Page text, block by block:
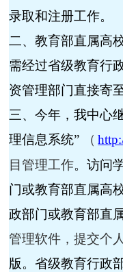
录取和注册工作。
二、教育部直属高
需经过省级教育行
资管理部门直接寄
三、今年，我中心
理信息系统” （
目管理工作。访问
门或教育部直属高
政部门或教育部直
管理软件，提交个
版。省级教育行政